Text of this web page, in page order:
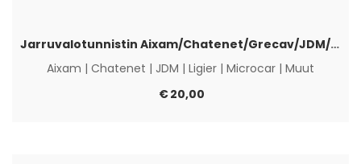
Jarruvalotunnistin Aixam/Chatenet/Grecav/JDM/Ligier
Aixam | Chatenet | JDM | Ligier | Microcar | Muut
€20,00